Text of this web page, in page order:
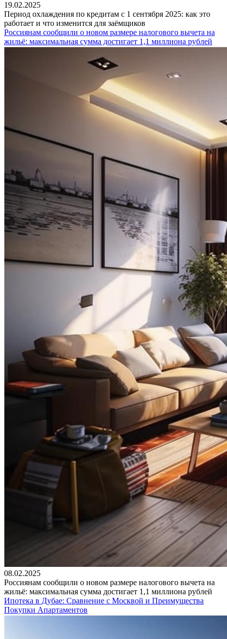
19.02.2025
Период охлаждения по кредитам с 1 сентября 2025: как это
работает и что изменится для заёмщиков
Россиянам сообщили о новом размере налогового вычета на
жильё: максимальная сумма достигает 1,1 миллиона рублей
08.02.2025
Россиянам сообщили о новом размере налогового вычета на
жильё: максимальная сумма достигает 1,1 миллиона рублей
Ипотека в Дубае: Сравнение с Москвой и Преимущества
Покупки Апартаментов